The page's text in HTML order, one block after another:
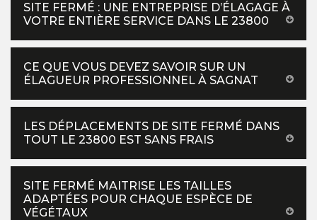
SITE FERMÉ : UNE ENTREPRISE D’ÉLAGAGE À
VOTRE ENTIÈRE SERVICE DANS LE 23800
CE QUE VOUS DEVEZ SAVOIR SUR UN
ÉLAGUEUR PROFESSIONNEL À SAGNAT
LES DÉPLACEMENTS DE SITE FERMÉ DANS
TOUT LE 23800 EST SANS FRAIS
SITE FERMÉ MAITRISE LES TAILLES
ADAPTÉES POUR CHAQUE ESPÈCE DE
VÉGÉTAUX